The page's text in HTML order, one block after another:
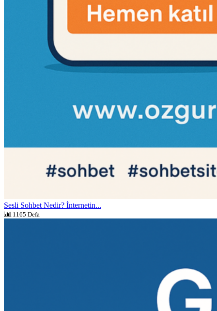
Sesli Sohbet Nedir? İnternetin...
1165 Defa